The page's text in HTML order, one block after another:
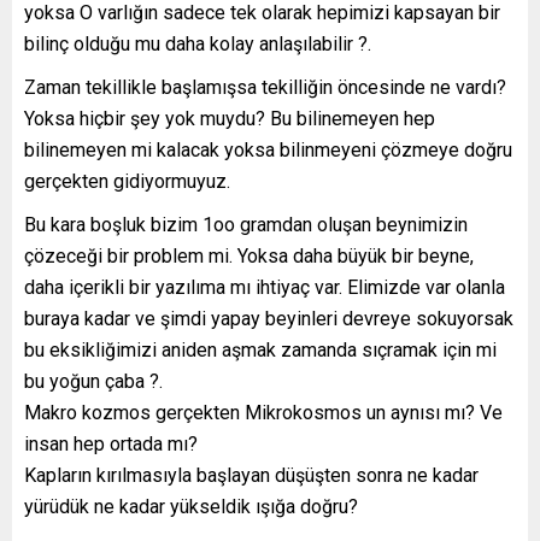
yoksa O varlığın sadece tek olarak hepimizi kapsayan bir
bilinç olduğu mu daha kolay anlaşılabilir ?.
Zaman tekillikle başlamışsa tekilliğin öncesinde ne vardı?
Yoksa hiçbir şey yok muydu? Bu bilinemeyen hep
bilinemeyen mi kalacak yoksa bilinmeyeni çözmeye doğru
gerçekten gidiyormuyuz.
Bu kara boşluk bizim 1oo gramdan oluşan beynimizin
çözeceği bir problem mi. Yoksa daha büyük bir beyne,
daha içerikli bir yazılıma mı ihtiyaç var. Elimizde var olanla
buraya kadar ve şimdi yapay beyinleri devreye sokuyorsak
bu eksikliğimizi aniden aşmak zamanda sıçramak için mi
bu yoğun çaba ?.
Makro kozmos gerçekten Mikrokosmos un aynısı mı? Ve
insan hep ortada mı?
Kapların kırılmasıyla başlayan düşüşten sonra ne kadar
yürüdük ne kadar yükseldik ışığa doğru?